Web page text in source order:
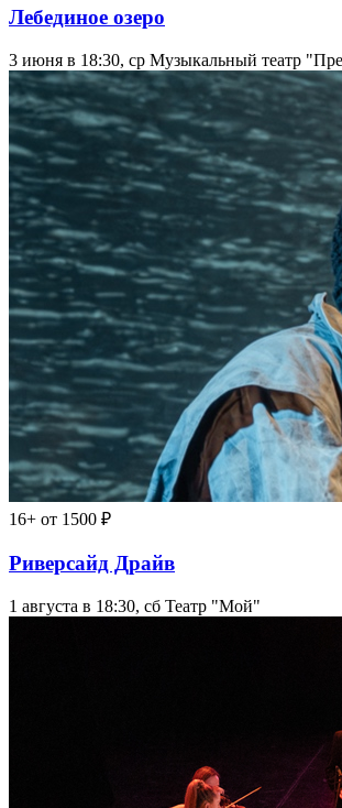
Лебединое озеро
3 июня в 18:30, ср Музыкальный театр
16+ от 1500 ₽
Риверсайд Драйв
1 августа в 18:30, сб Театр "Мой"